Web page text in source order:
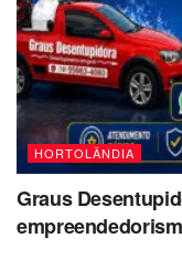
HORTOLÂNDIA
Graus